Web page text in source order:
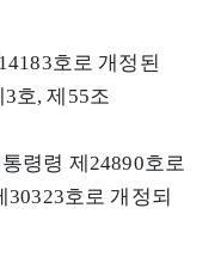
호로 개정된
호, 제55조
령령 제24890호로
30323호로 개정되